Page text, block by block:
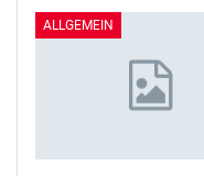
ALLGEMEIN